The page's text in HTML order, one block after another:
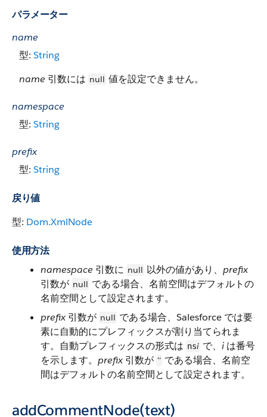
パラメーター
name
型: String
name 引数には null 値を設定できません。
namespace
型: String
prefix
型: String
戻り値
型: Dom.XmlNode
使用方法
namespace 引数に null 以外の値があり、 prefix
引数が null である場合、名前空間はデフォルトの
名前空間として設定されます。
prefix 引数が null である場合、Salesforce では要
素に自動的にプレフィックスが割り当てられま
す。自動プレフィックスの形式は nsi で、 i は番号
を示します。 prefix 引数が '' である場合、名前空
間はデフォルトの名前空間として設定されます。
addCommentNode(text)